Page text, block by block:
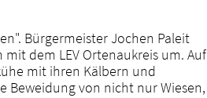
Bürgermeister Jochen Paleit
dem LEV Ortenaukreis um. Auf
mit ihren Kälbern und
Beweidung von nicht nur Wiesen,